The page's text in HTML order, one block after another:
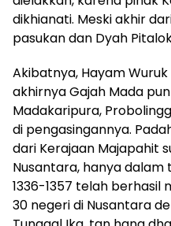
dikhianati. Meski akhir
pasukan dan Dyah
Akibatnya, Hayam
akhirnya Gajah Mada
Madakaripura,
di pengasingannya.
dari Kerajaan Majapahit
Nusantara, hanya
1336-1357 telah
30 negeri di Nusantara